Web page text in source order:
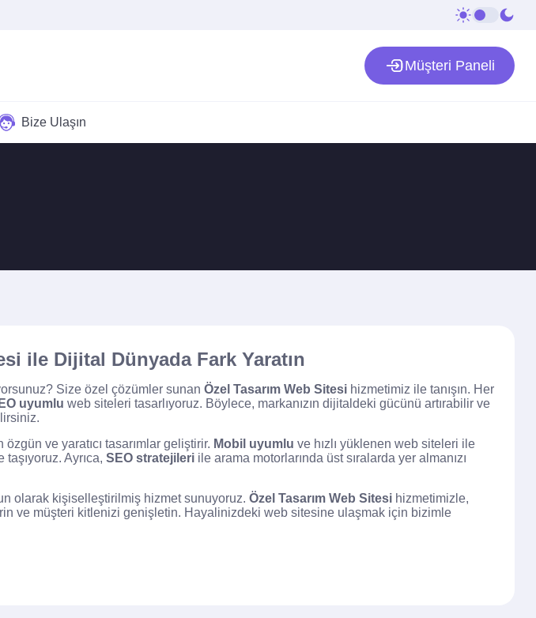
Müşteri Paneli
Bize Ulaşın
ile Dijital Dünyada Fark Yaratın
Size özel çözümler sunan Özel Tasarım Web Sitesi hizmetimiz ile tanışın. Her
uyumlu web siteleri tasarlıyoruz. Böylece, markanızın dijitaldeki gücünü artırabilir ve
ve yaratıcı tasarımlar geliştirir. Mobil uyumlu ve hızlı yüklenen web siteleri ile
Ayrıca, SEO stratejileri ile arama motorlarında üst sıralarda yer almanızı
olarak kişiselleştirilmiş hizmet sunuyoruz. Özel Tasarım Web Sitesi hizmetimizle,
ve müşteri kitlenizi genişletin. Hayalinizdeki web sitesine ulaşmak için bizimle